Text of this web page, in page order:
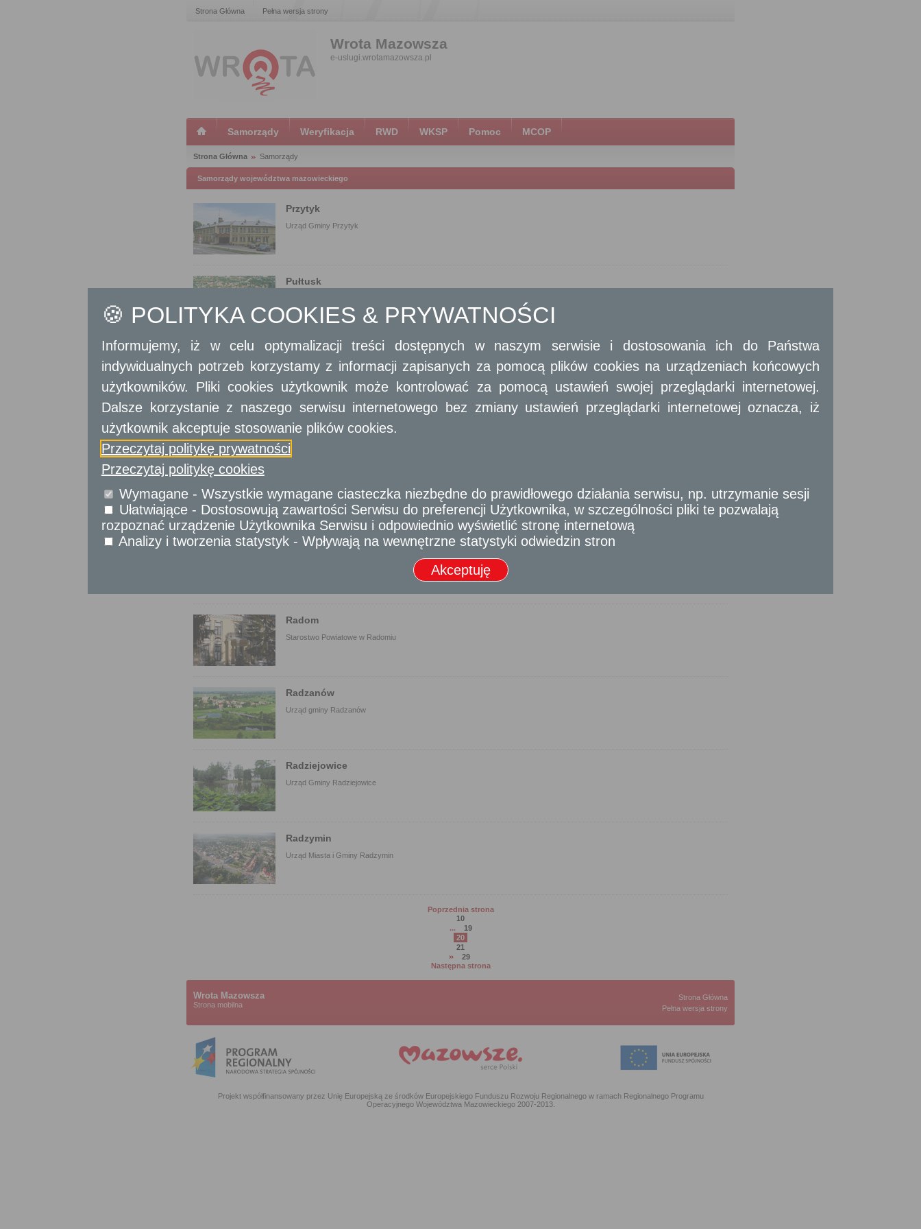
Strona Główna Pełna wersja strony
Wrota Mazowsza
e-uslugi.wrotamazowsza.pl
Samorządy Weryfikacja RWD WKSP Pomoc MCOP
Strona Główna Samorządy
Samorządy województwa mazowieckiego
Przytyk
Urząd Gminy Przytyk
Pułtusk
Pułtusk
Starostwo Powiatowe w Pułtusku
Puszcza Mariańska
Urząd Gminy Puszcza Mariańska
Raciąż
Urząd Gminy Raciąż
Radom
Starostwo Powiatowe w Radomiu
Radzanów
Urząd gminy Radzanów
Radziejowice
Urząd Gminy Radziejowice
Radzymin
Urząd Miasta i Gminy Radzymin
Poprzednia strona
10
...
19
20
21
29
Następna strona
Wrota Mazowsza
Strona mobilna
Strona Główna
Pełna wersja strony
Projekt współfinansowany przez Unię Europejską ze środków Europejskiego Funduszu Rozwoju Regionalnego w ramach Regionalnego Programu
Operacyjnego Województwa Mazowieckiego 2007-2013.
🍪 POLITYKA COOKIES & PRYWATNOŚCI
Informujemy, iż w celu optymalizacji treści dostępnych w naszym serwisie i dostosowania ich do Państwa
indywidualnych potrzeb korzystamy z informacji zapisanych za pomocą plików cookies na urządzeniach końcowych
użytkowników. Pliki cookies użytkownik może kontrolować za pomocą ustawień swojej przeglądarki internetowej.
Dalsze korzystanie z naszego serwisu internetowego bez zmiany ustawień przeglądarki internetowej oznacza, iż
użytkownik akceptuje stosowanie plików cookies.
Przeczytaj politykę prywatności
Przeczytaj politykę cookies
Wymagane - Wszystkie wymagane ciasteczka niezbędne do prawidłowego działania serwisu, np. utrzymanie sesji
Ułatwiające - Dostosowują zawartości Serwisu do preferencji Użytkownika, w szczególności pliki te pozwalają
rozpoznać urządzenie Użytkownika Serwisu i odpowiednio wyświetlić stronę internetową
Analizy i tworzenia statystyk - Wpływają na wewnętrzne statystyki odwiedzin stron
Akceptuję